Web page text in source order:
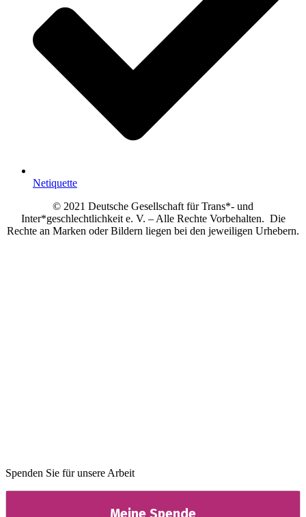
Netiquette
© 2021 Deutsche Gesellschaft für Trans*- und
Inter*geschlechtlichkeit e. V. – Alle Rechte Vorbehalten. Die
Rechte an Marken oder Bildern liegen bei den jeweiligen Urhebern.
Spenden Sie für unsere Arbeit